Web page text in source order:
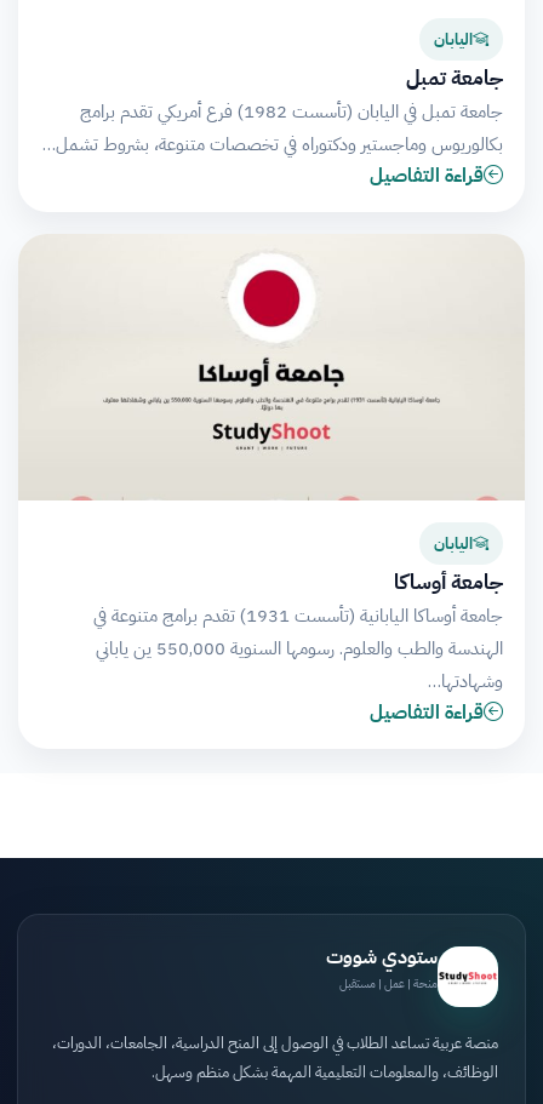
اليابان
جامعة تمبل
جامعة تمبل في اليابان (تأسست 1982) فرع أمريكي تقدم برامج
بكالوريوس وماجستير ودكتوراه في تخصصات متنوعة، بشروط تشمل…
قراءة التفاصيل
اليابان
جامعة أوساكا
جامعة أوساكا اليابانية (تأسست 1931) تقدم برامج متنوعة في
الهندسة والطب والعلوم. رسومها السنوية 550,000 ين ياباني
وشهادتها…
قراءة التفاصيل
ستودي شووت
منحة | عمل | مستقبل
منصة عربية تساعد الطلاب في الوصول إلى المنح الدراسية، الجامعات، الدورات،
الوظائف، والمعلومات التعليمية المهمة بشكل منظم وسهل.